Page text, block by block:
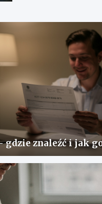
gdzie znaleźć i jak